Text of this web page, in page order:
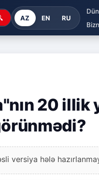
AZ EN RU
20
versiya hələ